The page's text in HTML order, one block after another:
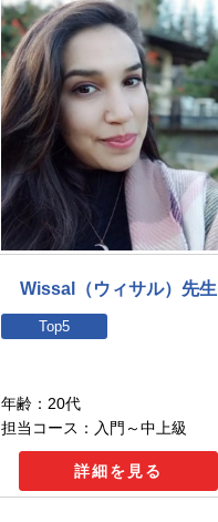
Wissal（ウィサル）先生
Top5
年齢：20代
担当コース：入門～中上級
詳細を見る